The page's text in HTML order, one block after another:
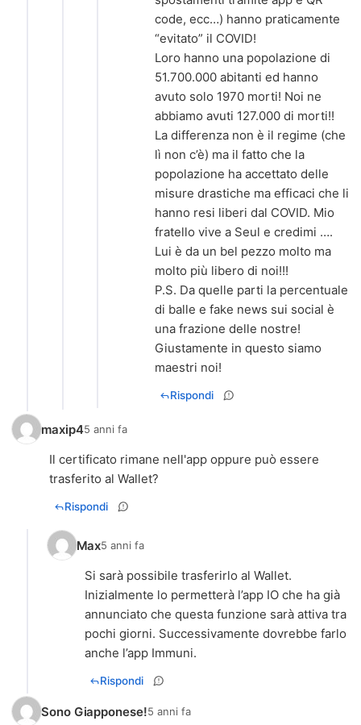
code, ecc…) hanno praticamente
“evitato” il COVID!
Loro hanno una popolazione di
51.700.000 abitanti ed hanno
avuto solo 1970 morti! Noi ne
abbiamo avuti 127.000 di morti!!
La differenza non è il regime (che
lì non c’è) ma il fatto che la
popolazione ha accettato delle
misure drastiche ma efficaci che li
hanno resi liberi dal COVID. Mio
fratello vive a Seul e credimi ….
Lui è da un bel pezzo molto ma
molto più libero di noi!!!
P.S. Da quelle parti la percentuale
di balle e fake news sui social è
una frazione delle nostre!
Giustamente in questo siamo
maestri noi!
Rispondi
maxip45 anni fa
Il certificato rimane nell'app oppure può essere
trasferito al Wallet?
Rispondi
Max5 anni fa
Si sarà possibile trasferirlo al Wallet.
Inizialmente lo permetterà l’app IO che ha già
annunciato che questa funzione sarà attiva tra
pochi giorni. Successivamente dovrebbe farlo
anche l’app Immuni.
Rispondi
Sono Giapponese!5 anni fa